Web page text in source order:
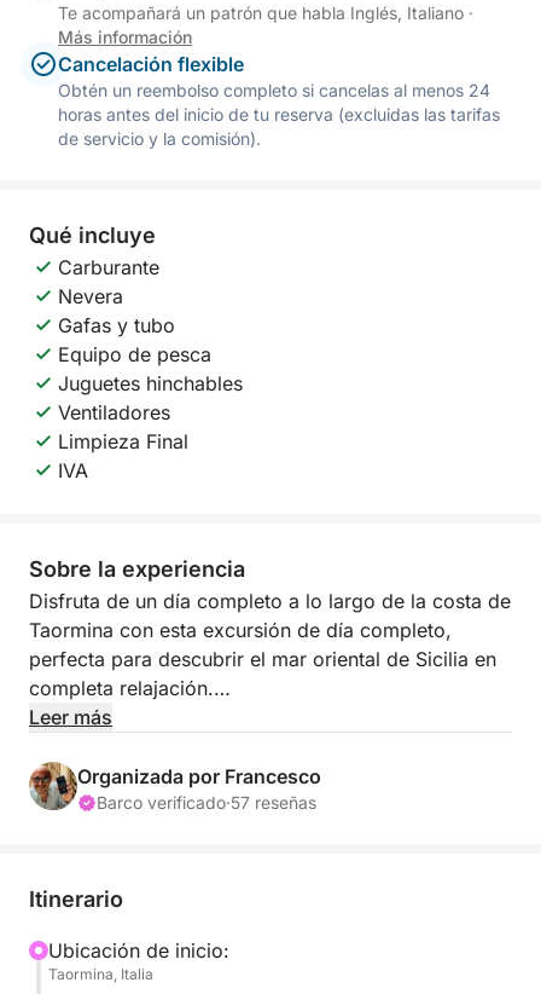
Te acompañará un patrón que habla Inglés, Italiano ·
Más información
Cancelación flexible
Obtén un reembolso completo si cancelas al menos 24
horas antes del inicio de tu reserva (excluidas las tarifas
de servicio y la comisión).
Qué incluye
Carburante
Nevera
Gafas y tubo
Equipo de pesca
Juguetes hinchables
Ventiladores
Limpieza Final
IVA
Sobre la experiencia
Disfruta de un día completo a lo largo de la costa de
Taormina con esta excursión de día completo,
perfecta para descubrir el mar oriental de Sicilia en
completa relajación.
fascinantes de la costa jónica, pasando por cuevas
naturales, calas escondidas y aguas increíblemente
varias cuevas marinas, cada una con características
Durante el día, tendrás tiempo de sobra para hacer
Leer más
Organizada por Francesco
Barco verificado·57 reseñas
Itinerario
Ubicación de inicio:
Taormina, Italia